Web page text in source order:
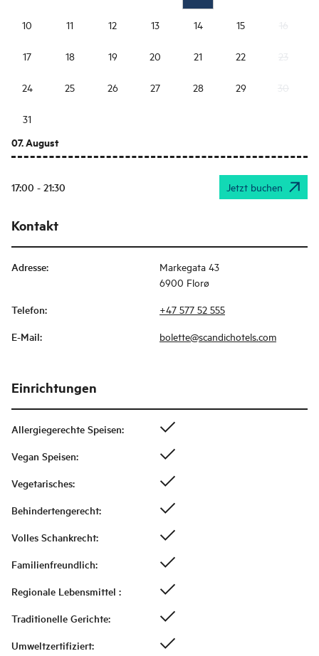
10 11 12 13 14 15
17 18 19 20 21 22
24 25 26 27 28 29
31
07. August
17:00 - 21:30 Jetzt buchen
Kontakt
Adresse:
Markegata 43
6900 Florø
Telefon: +47 577 52 555
E-Mail: bolette@scandichotels.com
Einrichtungen
Allergiegerechte Speisen:
Vegan Speisen:
Vegetarisches:
Behindertengerecht:
Volles Schankrecht:
Familienfreundlich:
Regionale Lebensmittel :
Traditionelle Gerichte:
Umweltzertifiziert: